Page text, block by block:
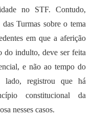
no STF. Contudo,
Turmas sobre o tema
em que a aferição
do indulto, deve ser feita
e não ao tempo do
lado, registrou que há
constitucional da
nesses casos.